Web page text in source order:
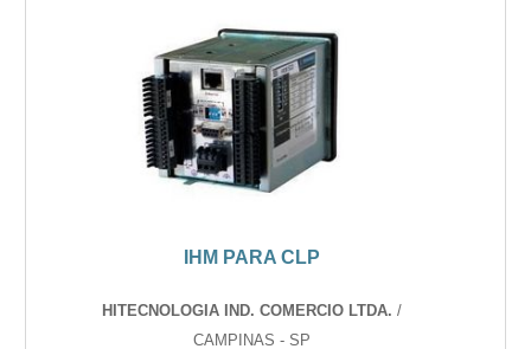
IHM PARA CLP
HITECNOLOGIA IND. COMERCIO LTDA. /
CAMPINAS - SP